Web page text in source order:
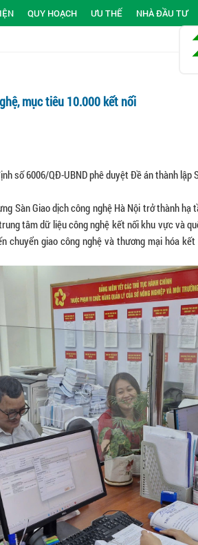
QUY HOẠCH ƯU THẾ NHÀ ĐẦU TƯ
mục tiêu 10.000 kết nối
số 6006/QĐ-UBND phê duyệt Đề án thành lập
Sàn Giao dịch công nghệ Hà Nội trở thành
tâm dữ liệu công nghệ kết nối khu vực và
chuyển giao công nghệ và thương mại hóa